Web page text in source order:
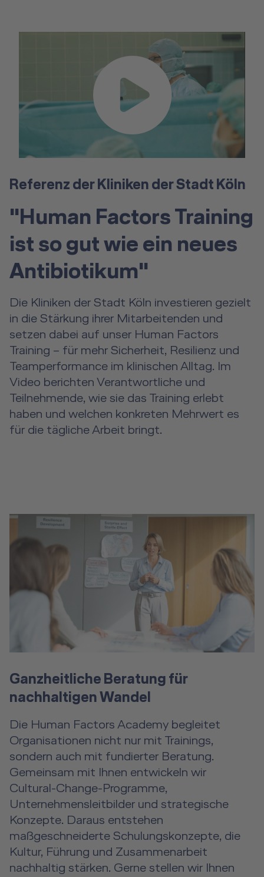
Referenz der Kliniken der Stadt Köln
"Human Factors Training
ist so gut wie ein neues
Antibiotikum"
Die Kliniken der Stadt Köln investieren gezielt
in die Stärkung ihrer Mitarbeitenden und
setzen dabei auf unser Human Factors
Training – für mehr Sicherheit, Resilienz und
Teamperformance im klinischen Alltag. Im
Video berichten Verantwortliche und
Teilnehmende, wie sie das Training erlebt
haben und welchen konkreten Mehrwert es
für die tägliche Arbeit bringt.
Ganzheitliche Beratung für
nachhaltigen Wandel
Die Human Factors Academy begleitet
Organisationen nicht nur mit Trainings,
sondern auch mit fundierter Beratung.
Gemeinsam mit Ihnen entwickeln wir
Cultural-Change-Programme,
Unternehmensleitbilder und strategische
Konzepte. Daraus entstehen
maßgeschneiderte Schulungskonzepte, die
Kultur, Führung und Zusammenarbeit
nachhaltig stärken. Gerne stellen wir Ihnen